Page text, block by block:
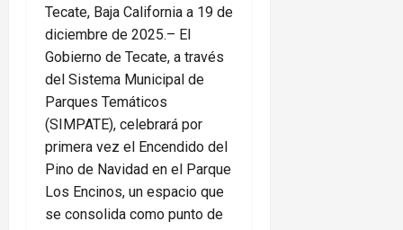
Tecate, Baja California a 19 de
diciembre de 2025.– El
Gobierno de Tecate, a través
del Sistema Municipal de
Parques Temáticos
(SIMPATE), celebrará por
primera vez el Encendido del
Pino de Navidad en el Parque
Los Encinos, un espacio que
se consolida como punto de